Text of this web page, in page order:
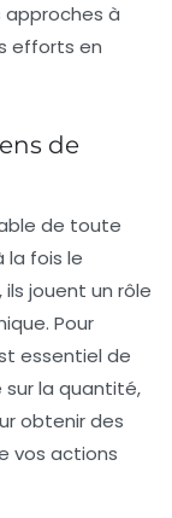
à
efforts en
de
de toute
la fois le
jouent un rôle
Pour
essentiel de
sur la quantité,
obtenir des
vos actions